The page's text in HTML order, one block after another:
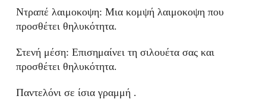
Ντραπέ λαιμοκοψη: Μια κομψή λαιμοκοψη που
προσθέτει θηλυκότητα.
Στενή μέση: Επισημαίνει τη σιλουέτα σας και
προσθέτει θηλυκότητα.
Παντελόνι σε ίσια γραμμή .